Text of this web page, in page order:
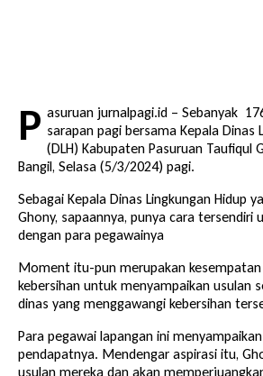
P asuruan jurnalpagi.id – Sebanyak
sarapan pagi bersama Kepala Dinas
(DLH) Kabupaten Pasuruan Taufiqul
Bangil, Selasa (5/3/2024) pagi.
Sebagai Kepala Dinas Lingkungan Hidup
Ghony, sapaannya, punya cara tersendiri
dengan para pegawainya
Moment itu-pun merupakan
kebersihan untuk menyampaikan usulan
dinas yang menggawangi kebersihan
Para pegawai lapangan ini
pendapatnya. Mendengar aspirasi itu,
usulan mereka dan akan